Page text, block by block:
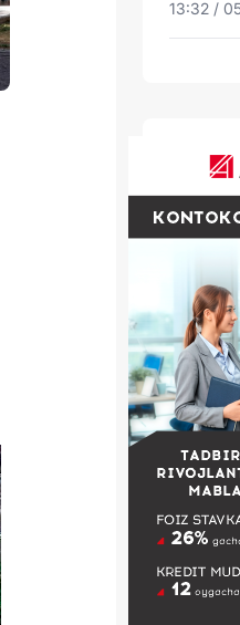
13:32 /